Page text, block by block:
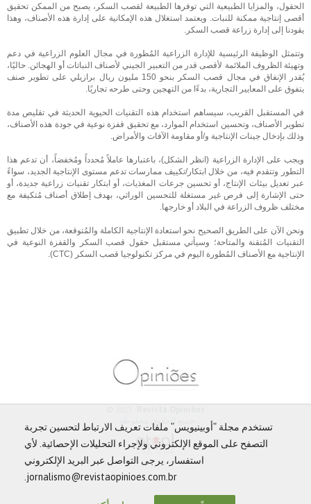
الحقول، والمزايا الطبيعية التي توفرها الطبيعة لقصب السكر، يصبح من الممكن تحقيق
أقصى إنتاجية ممكنة للنبات. ويعتمد استغلال هذه الإمكانية على إدارة هذه الأصناف، وهذا
يقودنا إلى إدارة زراعة قصب السكر.
وتتمثل الوظيفة الرئيسية للإدارة الزراعية المُطورة في مجال العلوم الزراعية في دعم
وتهيئة الظروف الملائمة لأقصى قدر من التعبير الجيني لأصناف النباتات أو الهجائن. حاليًا،
يُقدر الإنفاق في مجال قصب السكر بنحو 150 مليون ريال برازيلي على تطوير صنف
يتفوق على المعايير التجارية، بدءًا من التهجين وحتى طرحه تجاريًا.
في المستقبل القريب، سيساهم استخدام هذه التقنيات الحيوية الحديثة في تقليص مدة
تطوير الأصناف، وتحسين استخدام الموارد، مع تحقيق قفزة نوعية في جودة هذه الأصناف،
وذلك بإدخال جينات الإنتاجية و/أو مقاومة الآفات والأمراض.
ويجب على الإدارة الزراعية (انظر الشكل)، باعتبارها عاملاً مُحدداً ومُخفضاً، أن تدعم هذا
التطور وتتقدم فيه، من خلال ابتكار/تكييف ممارسات تدعم مستوى الإنتاجية الجديد، سواءً
عبر تعديل بيئات الإنتاج، أو تحسين جرعات المغذيات، أو ابتكار تقنيات زراعية جديدة، أو
حتى الإشارة إلى فرص غير مستغلة للتحسين الوراثي، بهدف إطلاق أصناف مُتكيفة مع
مختلف ظروف الزراعة في البلاد أو خارجها.
ونحن الآن على الطريق الصحيح نحو استعادة الإنتاجية الكاملة والمُتوقعة، من خلال تطبيق
التقنيات المُتقنة والمتاحة؛ وسيأتي مستقبل حقول قصب السكر والقفزة النوعية في
الإنتاجية مع الأصناف المُطورة اليوم في مركز تكنولوجيا قصب السكر (CTC).
جميع الحقوق محفوظة.
تستخدم مجلة "أوبينيويس" ملفات تعريف الارتباط لتحسين تجربة
التصفح على الموقع الإلكتروني ولإجراء التحليلات الإحصائية. لأي
استفسار، يرجى التواصل عبر البريد الإلكتروني
jornalismo@revistaopinioes.com.br.